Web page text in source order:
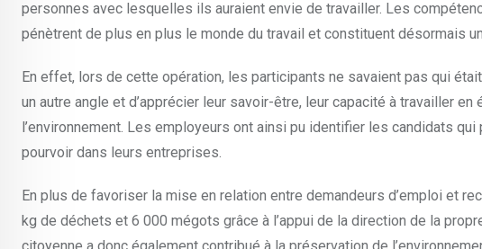
personnes avec lesquelles ils auraient envie de travailler. Les
pénètrent de plus en plus le monde du travail et constituent désormais
En effet, lors de cette opération, les participants ne savaient pas qui
un autre angle et d’apprécier leur savoir-être, leur capacité à travailler
l’environnement. Les employeurs ont ainsi pu identifier les candidats
pourvoir dans leurs entreprises.
En plus de favoriser la mise en relation entre demandeurs d’emploi et
kg de déchets et 6 000 mégots grâce à l’appui de la direction de la